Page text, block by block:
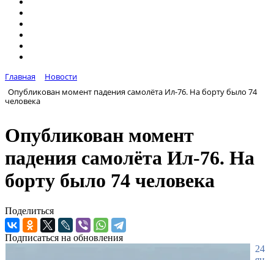
Главная
Новости
Опубликован момент падения самолёта Ил-76. На борту было 74
человека
Опубликован момент
падения самолёта Ил-76. На
борту было 74 человека
Поделиться
Подписаться на обновления
24